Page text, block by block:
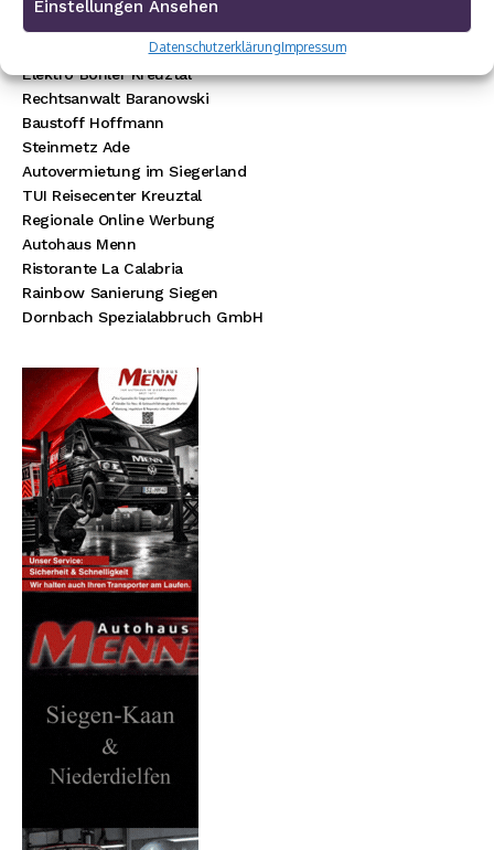
Einstellungen Ansehen
DatenschutzerklärungImpressum
VW Walter Schneider
Münch Werbetechnik
Elektro Böhler Kreuztal
Rechtsanwalt Baranowski
Baustoff Hoffmann
Steinmetz Ade
Autovermietung im Siegerland
TUI Reisecenter Kreuztal
Regionale Online Werbung
Autohaus Menn
Ristorante La Calabria
Rainbow Sanierung Siegen
Dornbach Spezialabbruch GmbH